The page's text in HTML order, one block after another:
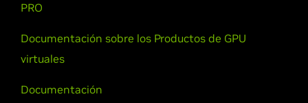
PRO
Documentación sobre los Productos de GPU
virtuales
Documentación